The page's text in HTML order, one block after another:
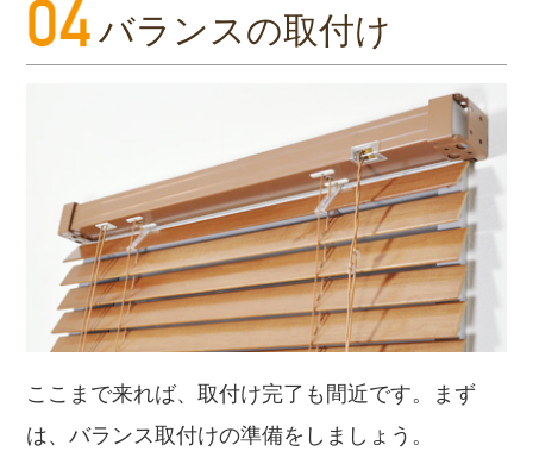
バランスの取付け
ここまで来れば、取付け完了も間近です。まず
は、バランス取付けの準備をしましょう。